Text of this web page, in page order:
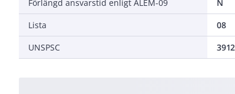
Förlängd ansvarstid enligt ALEM-09
N
Lista
08
UNSPSC